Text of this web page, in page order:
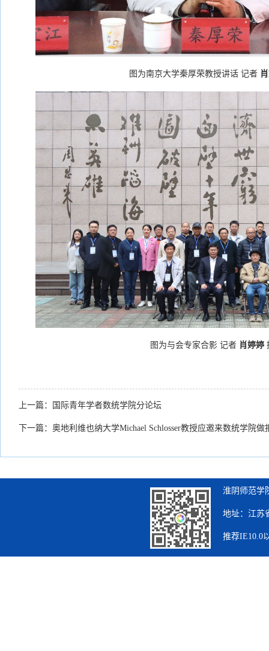
图为南京大学秦厚荣教授讲话 记者
图为与会专家合影 记者 肖婷婷
上一篇： 国际青年学者数统学院分论坛
下一篇： 奥地利维也纳大学Michael Schlosser教授应邀来数统学院做
淮阴师范学
地址：江苏
推荐IE10.0